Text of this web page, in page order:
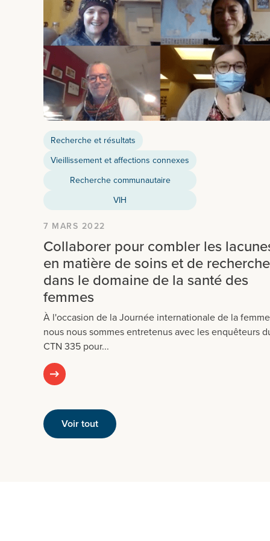
Recherche et résultats
Vieillissement et affections connexes
Recherche communautaire
VIH
7 MARS 2022
Collaborer pour combler les
en matière de soins et de recherche
dans le domaine de la santé des
femmes
À l'occasion de la Journée internationale de la
nous nous sommes entretenus avec les enquêteurs
CTN 335 pour...
Voir tout